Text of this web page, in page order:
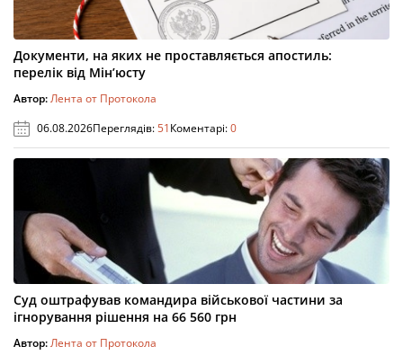
Документи, на яких не проставляється апостиль:
перелік від Мін’юсту
Автор:Лента от Протокола
06.08.2026Переглядів:51Коментарі:0
Суд оштрафував командира військової частини за
ігнорування рішення на 66 560 грн
Автор:Лента от Протокола